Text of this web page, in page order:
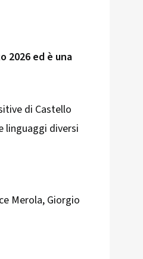
2026 ed è una
di Castello
linguaggi diversi
Merola, Giorgio